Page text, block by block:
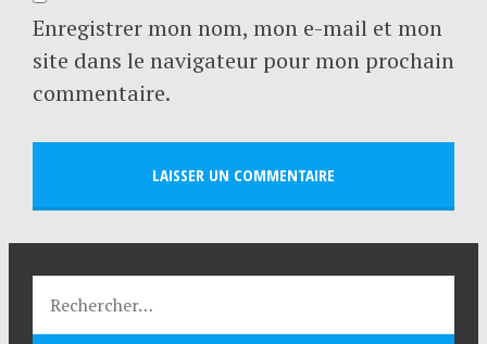
Enregistrer mon nom, mon e-mail et mon
site dans le navigateur pour mon prochain
commentaire.